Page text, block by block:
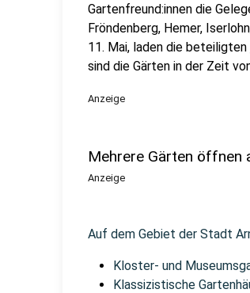
Gartenfreund:innen die
Fröndenberg, Hemer,
11. Mai, laden die beteiligten
sind die Gärten in der Zeit
Anzeige
Mehrere Gärten öffnen
Anzeige
Auf dem Gebiet der Stadt
Kloster- und
Klassizistische